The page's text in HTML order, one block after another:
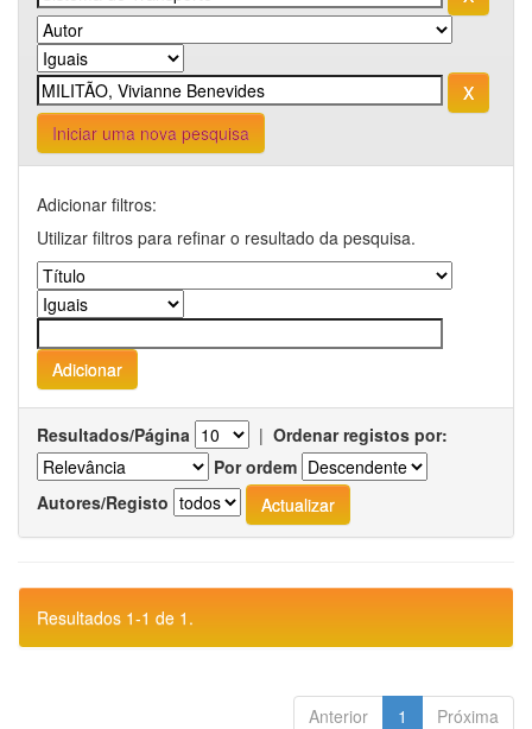
Iniciar uma nova pesquisa
Adicionar filtros:
Utilizar filtros para refinar o resultado da pesquisa.
Resultados/Página | Ordenar registos por:
Por ordem
Autores/Registo
Resultados 1-1 de 1.
Anterior 1 Próxima